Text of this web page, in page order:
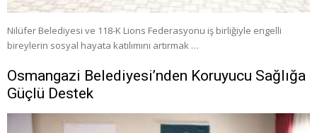
Nilüfer Belediyesi ve 118-K Lions Federasyonu iş birliğiyle engelli
bireylerin sosyal hayata katılımını artırmak …
Osmangazi Belediyesi’nden Koruyucu Sağlığa
Güçlü Destek